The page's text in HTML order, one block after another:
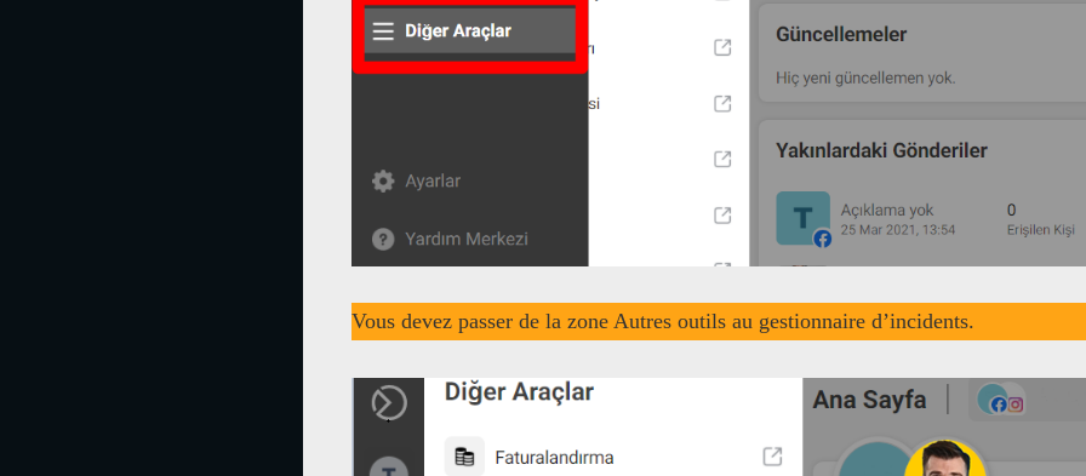
Vous devez passer de la zone Autres outils au gestionnaire d’incidents.